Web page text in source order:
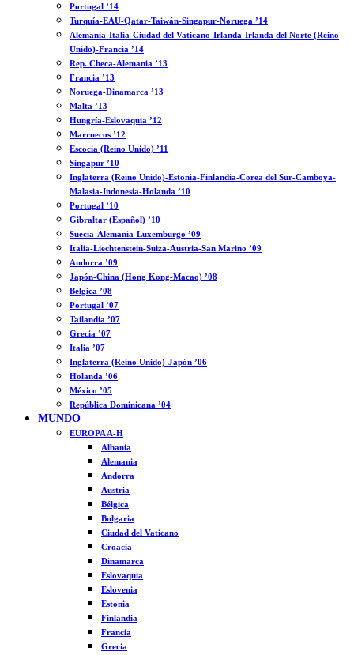
Portugal ’14
Turquía-EAU-Qatar-Taiwán-Singapur-Noruega ’14
Alemania-Italia-Ciudad del Vaticano-Irlanda-Irlanda del Norte (Reino
Unido)-Francia ’14
Rep. Checa-Alemania ’13
Francia ’13
Noruega-Dinamarca ’13
Malta ’13
Hungría-Eslovaquia ’12
Marruecos ’12
Escocia (Reino Unido) ’11
Singapur ’10
Inglaterra (Reino Unido)-Estonia-Finlandia-Corea del Sur-Camboya-
Malasia-Indonesia-Holanda ’10
Portugal ’10
Gibraltar (Español) ’10
Suecia-Alemania-Luxemburgo ’09
Italia-Liechtenstein-Suiza-Austria-San Marino ’09
Andorra ’09
Japón-China (Hong Kong-Macao) ’08
Bélgica ’08
Portugal ’07
Tailandia ’07
Grecia ’07
Italia ’07
Inglaterra (Reino Unido)-Japón ’06
Holanda ’06
México ’05
República Dominicana ’04
MUNDO
EUROPA A-H
Albania
Alemania
Andorra
Austria
Bélgica
Bulgaria
Ciudad del Vaticano
Croacia
Dinamarca
Eslovaquia
Eslovenia
Estonia
Finlandia
Francia
Grecia